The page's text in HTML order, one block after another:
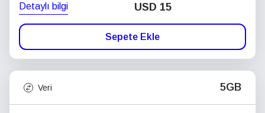
Detaylı bilgi USD 15
Sepete Ekle
Veri 5GB